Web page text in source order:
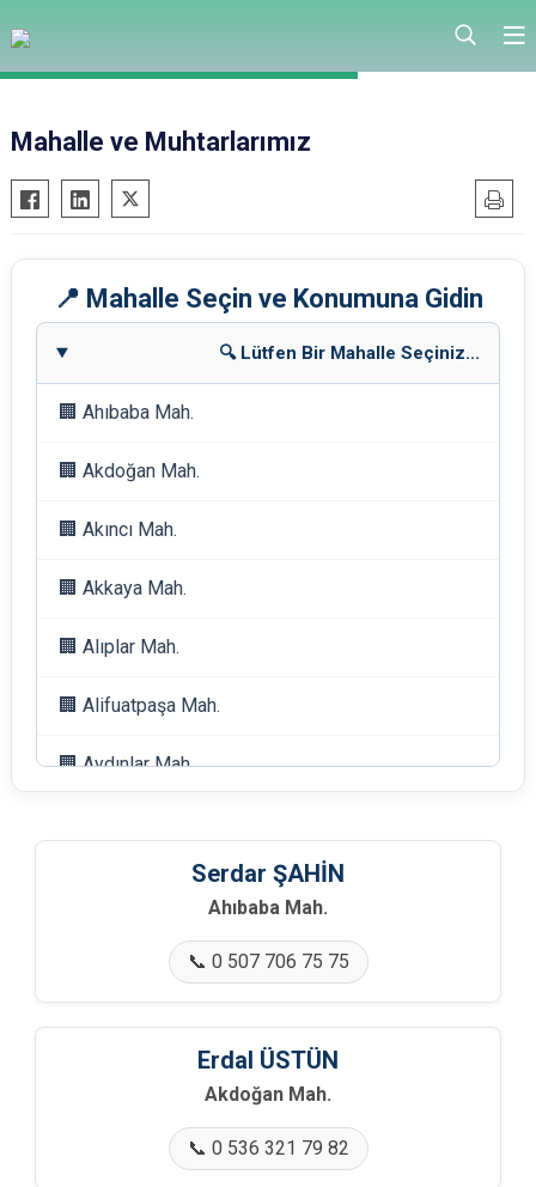
Mahalle ve Muhtarlarımız
📍 Mahalle Seçin ve Konumuna Gidin
🔍 Lütfen Bir Mahalle Seçiniz...
🏢 Ahıbaba Mah.
🏢 Akdoğan Mah.
🏢 Akıncı Mah.
🏢 Akkaya Mah.
🏢 Alıplar Mah.
🏢 Alifuatpaşa Mah.
🏢 Aydınlar Mah.
🏢 Bağlarbaşı Mah.
🏢 Belpınar Mah.
🏢 Camikebir Mah.
Serdar ŞAHİN
Ahıbaba Mah.
📞 0 507 706 75 75
Erdal ÜSTÜN
Akdoğan Mah.
📞 0 536 321 79 82